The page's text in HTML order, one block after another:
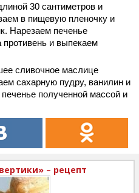
30 сантиметров и
в пищевую пленочку и
Нарезаем печенье
и выпекаем
сливочное маслице
сахарную пудру, ванилин и
полученной массой и
– рецепт